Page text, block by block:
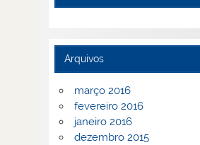
Arquivos
março 2016
fevereiro 2016
janeiro 2016
dezembro 2015